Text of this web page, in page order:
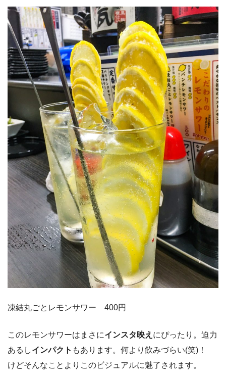
凍結丸ごとレモンサワー 400円
このレモンサワーはまさにインスタ映え にぴったり。迫力
あるしインパクト もあります。何より飲みづらい(笑)！
けどそんなことよりこのビジュアルに魅了されます。